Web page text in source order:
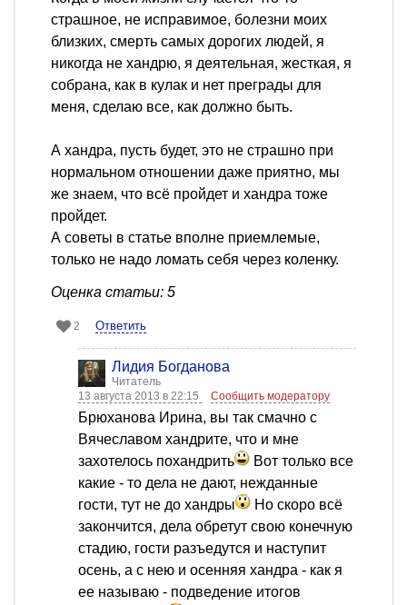
страшное, не исправимое, болезни моих
близких, смерть самых дорогих людей, я
никогда не хандрю, я деятельная, жесткая, я
собрана, как в кулак и нет преграды для
меня, сделаю все, как должно быть.
А хандра, пусть будет, это не страшно при
нормальном отношении даже приятно, мы
же знаем, что всё пройдет и хандра тоже
пройдет.
А советы в статье вполне приемлемые,
только не надо ломать себя через коленку.
Оценка статьи: 5
2 Ответить
Лидия Богданова
Читатель
13 августа 2013 в 22:15
Сообщить модератору
Брюханова Ирина, вы так смачно с
Вячеславом хандрите, что и мне
захотелось похандрить
Вот только все
какие - то дела не дают, нежданные
гости, тут не до хандры
Но скоро всё
закончится, дела обретут свою конечную
стадию, гости разъедутся и наступит
осень, а с нею и осенняя хандра - как я
ее называю - подведение итогов